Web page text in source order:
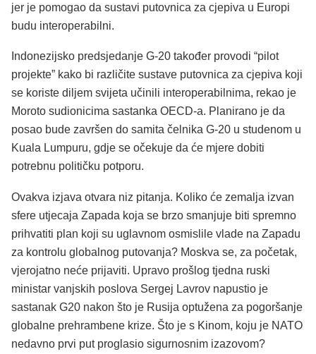
jer je pomogao da sustavi putovnica za cjepiva u Europi
budu interoperabilni.
Indonezijsko predsjedanje G-20 također provodi “pilot
projekte” kako bi različite sustave putovnica za cjepiva koji
se koriste diljem svijeta učinili interoperabilnima, rekao je
Moroto sudionicima sastanka OECD-a. Planirano je da
posao bude završen do samita čelnika G-20 u studenom u
Kuala Lumpuru, gdje se očekuje da će mjere dobiti
potrebnu političku potporu.
Ovakva izjava otvara niz pitanja. Koliko će zemalja izvan
sfere utjecaja Zapada koja se brzo smanjuje biti spremno
prihvatiti plan koji su uglavnom osmislile vlade na Zapadu
za kontrolu globalnog putovanja? Moskva se, za početak,
vjerojatno neće prijaviti. Upravo prošlog tjedna ruski
ministar vanjskih poslova Sergej Lavrov napustio je
sastanak G20 nakon što je Rusija optužena za pogoršanje
globalne prehrambene krize. Što je s Kinom, koju je NATO
nedavno prvi put proglasio sigurnosnim izazovom?